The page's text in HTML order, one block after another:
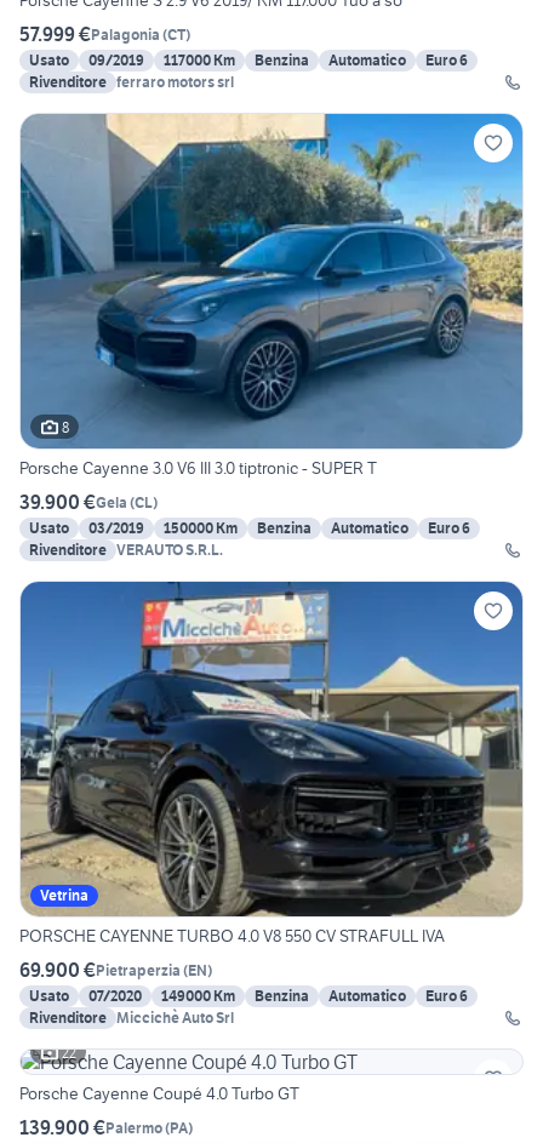
57.999 €Palagonia (CT)
Usato
09/2019 117000 Km Benzina Automatico
Euro 6
Rivenditore ferraro motors srl
8
Porsche Cayenne 3.0 V6 III 3.0 tiptronic - SUPER T
39.900 €Gela (CL)
Usato
03/2019 150000 Km Benzina Automatico
Euro 6
Rivenditore VERAUTO S.R.L.
Vetrina
PORSCHE CAYENNE TURBO 4.0 V8 550 CV STRAFULL IVA
69.900 €Pietraperzia (EN)
Usato
07/2020 149000 Km Benzina Automatico
Euro 6
Rivenditore Miccichè Auto Srl
22
Porsche Cayenne Coupé 4.0 Turbo GT
139.900 €Palermo(PA)